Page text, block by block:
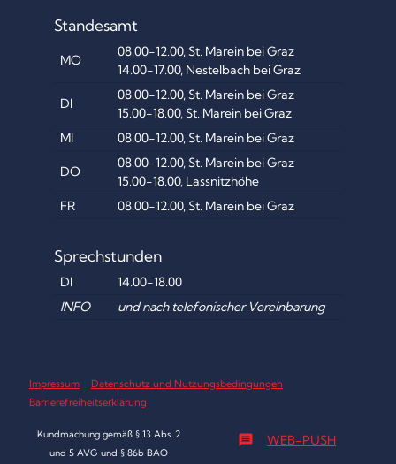
Standesamt
MO
08.00-12.00, St. Marein bei Graz
14.00-17.00, Nestelbach bei Graz
DI
08.00-12.00, St. Marein bei Graz
15.00-18.00, St. Marein bei Graz
MI
08.00-12.00, St. Marein bei Graz
DO
08.00-12.00, St. Marein bei Graz
15.00-18.00, Lassnitzhöhe
FR
08.00-12.00, St. Marein bei Graz
Sprechstunden
DI
14.00-18.00
INFO
und nach telefonischer Vereinbarung
Impressum
Datenschutz und Nutzungsbedingungen
Barrierefreiheitserklärung
Kundmachung gemäß § 13 Abs. 2
und 5 AVG und § 86b BAO
message WEB-PUSH